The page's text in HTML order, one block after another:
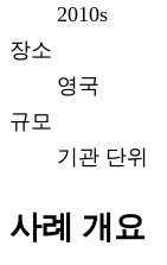
2010s
장소
영국
규모
기관 단위
사례 개요